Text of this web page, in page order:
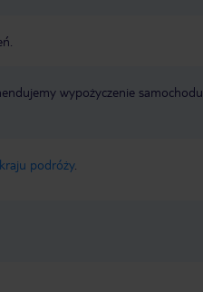
wypożyczenie samochodu
podróży.